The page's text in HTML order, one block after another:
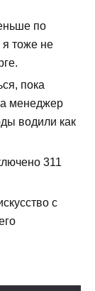
по
я тоже не
пока
менеджер
водили как
311
с